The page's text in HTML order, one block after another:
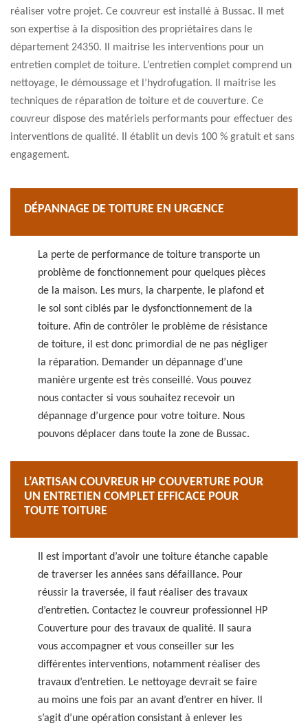
réaliser votre projet. Ce couvreur est installé à Bussac. Il met
son expertise à la disposition des propriétaires dans le
département 24350. Il maitrise les interventions pour un
entretien complet de toiture. L’entretien complet comprend un
nettoyage, le démoussage et l’hydrofugation. Il maitrise les
techniques de réparation de toiture et de couverture. Ce
couvreur dispose des matériels performants pour effectuer des
interventions de qualité. Il établit un devis 100 % gratuit et sans
engagement.
DÉPANNAGE DE TOITURE EN URGENCE
La perte de performance de toiture transporte un
problème de fonctionnement pour quelques pièces
de la maison. Les murs, la charpente, le plafond et
le sol sont ciblés par le dysfonctionnement de la
toiture. Afin de contrôler le problème de résistance
de toiture, il est donc primordial de ne pas négliger
la réparation. Demander un dépannage d’une
manière urgente est très conseillé. Vous pouvez
nous contacter si vous souhaitez recevoir un
dépannage d’urgence pour votre toiture. Nous
pouvons déplacer dans toute la zone de Bussac.
L’ARTISAN COUVREUR HP COUVERTURE POUR
UN ENTRETIEN COMPLET EFFICACE POUR
TOUTE TOITURE
Il est important d’avoir une toiture étanche capable
de traverser les années sans défaillance. Pour
réussir la traversée, il faut réaliser des travaux
d’entretien. Contactez le couvreur professionnel HP
Couverture pour des travaux de qualité. Il saura
vous accompagner et vous conseiller sur les
différentes interventions, notamment réaliser des
travaux d’entretien. Le nettoyage devrait se faire
au moins une fois par an avant d’entrer en hiver. Il
s’agit d’une opération consistant à enlever les